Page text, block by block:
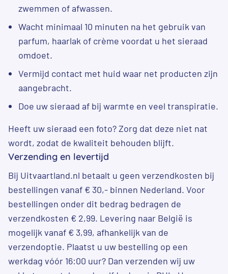
zwemmen of afwassen.
Wacht minimaal 10 minuten na het gebruik van
parfum, haarlak of crème voordat u het sieraad
omdoet.
Vermijd contact met huid waar net producten zijn
aangebracht.
Doe uw sieraad af bij warmte en veel transpiratie.
Heeft uw sieraad een foto? Zorg dat deze niet nat
wordt, zodat de kwaliteit behouden blijft.
Verzending en levertijd
Bij Uitvaartland.nl betaalt u geen verzendkosten bij
bestellingen vanaf € 30,- binnen Nederland. Voor
bestellingen onder dit bedrag bedragen de
verzendkosten € 2,99. Levering naar België is
mogelijk vanaf € 3,99, afhankelijk van de
verzendoptie. Plaatst u uw bestelling op een
werkdag vóór 16:00 uur? Dan verzenden wij uw